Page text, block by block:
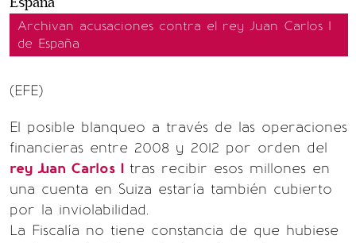
Archivan acusaciones contra el rey Juan Carlos I
de España
(EFE)
El posible blanqueo a través de las operaciones
financieras entre 2008 y 2012 por orden del
rey Juan Carlos I tras recibir esos millones en
una cuenta en Suiza estaría también cubierto
por la inviolabilidad.
La Fiscalía no tiene constancia de que hubiese